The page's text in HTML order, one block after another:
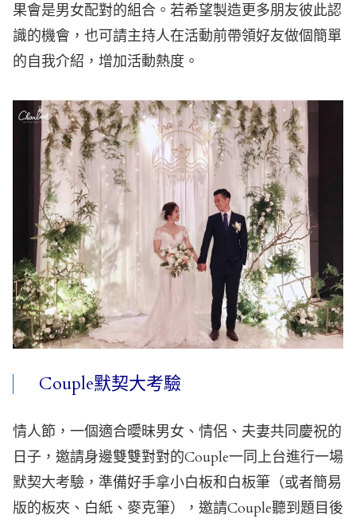
果會是男女配對的組合。若希望製造更多朋友彼此認
識的機會，也可請主持人在活動前帶領好友做個簡單
的自我介紹，增加活動熱度。
Couple默契大考驗
情人節，一個適合曖昧男女、情侶、夫妻共同慶祝的
日子，邀請身邊雙雙對對的Couple一同上台進行一場
默契大考驗，準備好手拿小白板和白板筆（或者簡易
版的板夾、白紙、麥克筆），邀請Couple聽到題目後